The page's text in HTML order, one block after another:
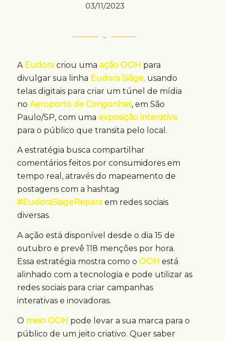
03/11/2023
A Eudoracriou uma ação OOH para
divulgar sua linha Eudora Siáge,usando
telas digitais para criar um túnel de mídia
no Aeroporto de Congonhas, em São
Paulo/SP, com uma exposição interativa
para o público que transita pelo local.
A estratégia busca compartilhar
comentários feitos por consumidores em
tempo real, através do mapeamento de
postagens com a hashtag
#EudoraSiageReparaem redes sociais
diversas.
A ação está disponível desde o dia 15 de
outubro e prevê 118 menções por hora.
Essa estratégia mostra como o OOH está
alinhado com a tecnologia e pode utilizar as
redes sociais para criar campanhas
interativas e inovadoras.
O meio OOH pode levar a sua marca para o
público de um jeito criativo. Quer saber